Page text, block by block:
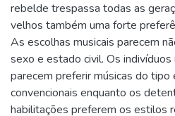
rebelde trespassa todas as
velhos também uma forte
As escolhas musicais parecem
sexo e estado civil. Os
parecem preferir músicas do tipo
convencionais enquanto os
habilitações preferem os estilos